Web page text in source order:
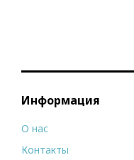
Информация
О нас
Контакты